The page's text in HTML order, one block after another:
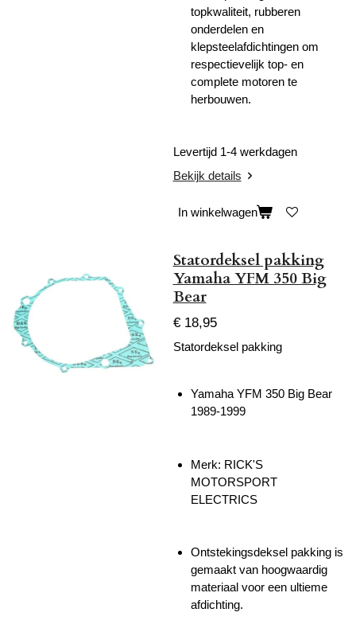
topkwaliteit, rubberen
onderdelen en
klepsteelafdichtingen om
respectievelijk top- en
complete motoren te
herbouwen.
Levertijd 1-4 werkdagen
Bekijk details
In winkelwagen
Statordeksel pakking
Yamaha YFM 350 Big
Bear
€ 18,95
Statordeksel pakking
Yamaha YFM 350 Big Bear
1989-1999
Merk: RICK'S
MOTORSPORT
ELECTRICS
Ontstekingsdeksel pakking is
gemaakt van hoogwaardig
materiaal voor een ultieme
afdichting.